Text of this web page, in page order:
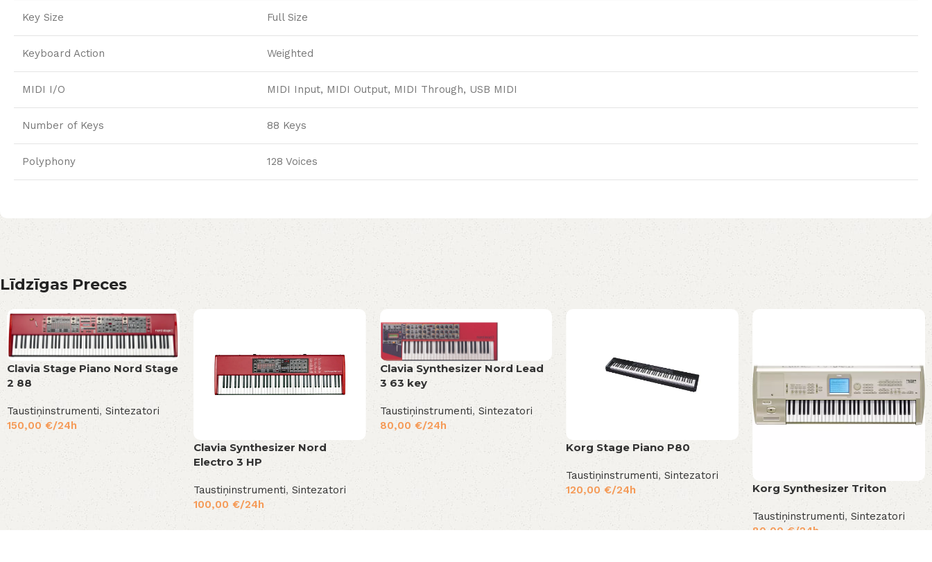
Key Size Full Size
Keyboard Action Weighted
MIDI I/O MIDI Input, MIDI Output, MIDI Through, USB MIDI
Number of Keys 88 Keys
Polyphony 128 Voices
Līdzīgas Preces
Clavia Stage Piano Nord Stage
2 88
Taustiņinstrumenti, Sintezatori
150,00 €/24h
Clavia Synthesizer Nord
Electro 3 HP
Taustiņinstrumenti, Sintezatori
100,00 €/24h
Clavia Synthesizer Nord Lead
3 63 key
Taustiņinstrumenti, Sintezatori
80,00 €/24h
Korg Stage Piano P80
Taustiņinstrumenti,Sintezatori
120,00€/24h Korg Synthesizer Triton
Taustiņinstrumenti,Sintezatori
80,00€/24h